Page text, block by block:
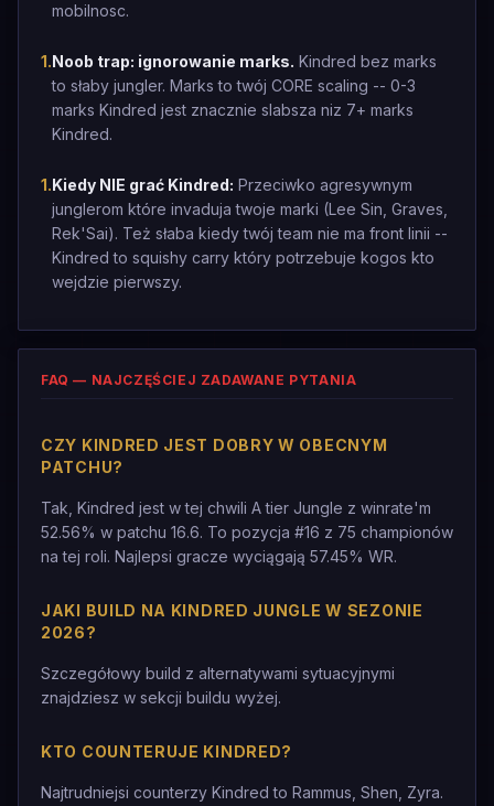
mobilnosc.
1.Noob trap: ignorowanie marks. Kindred bez marks
to słaby jungler. Marks to twój CORE scaling -- 0-3
marks Kindred jest znacznie slabsza niz 7+ marks
Kindred.
1.Kiedy NIE grać Kindred: Przeciwko agresywnym
junglerom które invaduja twoje marki (Lee Sin, Graves,
Rek'Sai). Też słaba kiedy twój team nie ma front linii --
Kindred to squishy carry który potrzebuje kogos kto
wejdzie pierwszy.
FAQ — NAJCZĘŚCIEJ ZADAWANE PYTANIA
CZY KINDRED JEST DOBRY W OBECNYM
PATCHU?
Tak, Kindred jest w tej chwili A tier Jungle z winrate'm
52.56% w patchu 16.6. To pozycja #16 z 75 championów
na tej roli. Najlepsi gracze wyciągają 57.45% WR.
JAKI BUILD NA KINDRED JUNGLE W SEZONIE
2026?
Szczegółowy build z alternatywami sytuacyjnymi
znajdziesz w sekcji buildu wyżej.
KTO COUNTERUJE KINDRED?
Najtrudniejsi counterzy Kindred to Rammus, Shen, Zyra.